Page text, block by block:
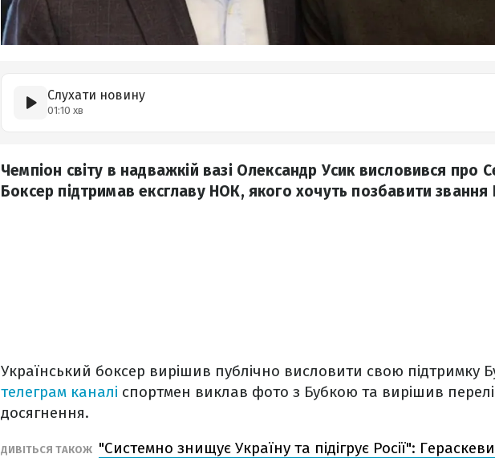
Слухати новину
01:10 хв
Чемпіон світу в надважкій вазі Олександр Усик висловився про
Боксер підтримав ексглаву НОК, якого хочуть позбавити звання
Український боксер вирішив публічно висловити свою підтримку
телеграм каналі спортмен виклав фото з Бубкою та вирішив
досягнення.
ДИВІТЬСЯ ТАКОЖ "Системно знищує Україну та підігрує Росії":